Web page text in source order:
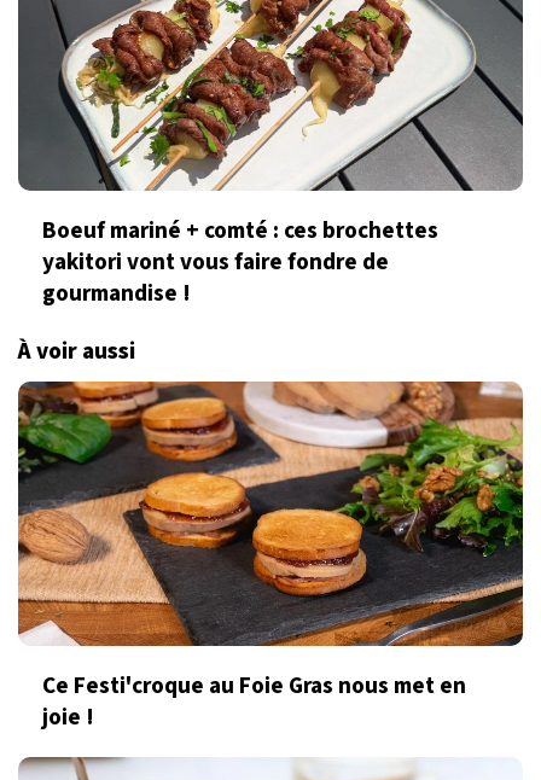
Boeuf mariné + comté : ces brochettes
yakitori vont vous faire fondre de
gourmandise !
À voir aussi
Ce Festi'croque au Foie Gras nous met en
joie !